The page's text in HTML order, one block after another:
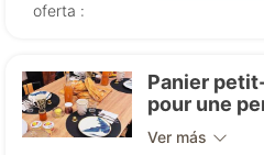
oferta :
Panier
pour une
Ver más